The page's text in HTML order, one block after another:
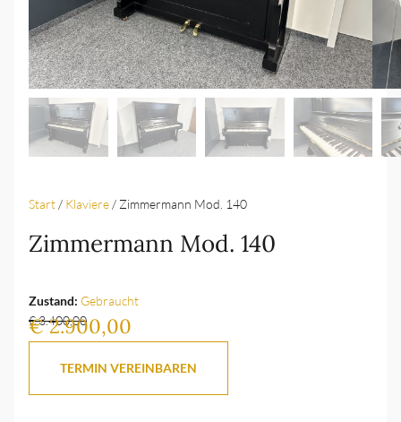
Start / Klaviere / Zimmermann Mod. 140
Zimmermann Mod. 140
Zustand: Gebraucht
€ 3.400,00
€ 2.900,00
TERMIN VEREINBAREN